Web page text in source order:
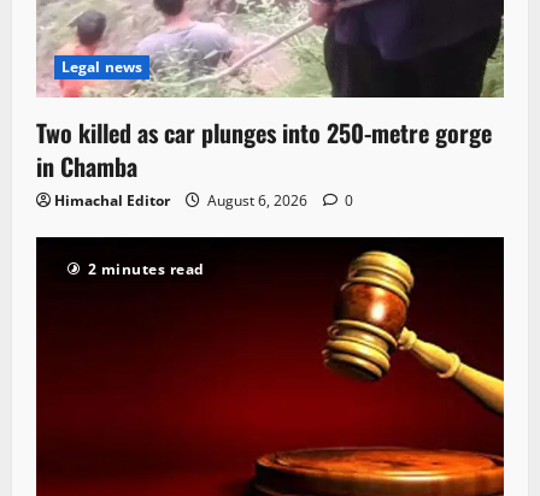
Legal news
Two killed as car plunges into 250-metre gorge
in Chamba
Himachal Editor August 6, 2026 0
2 minutes read